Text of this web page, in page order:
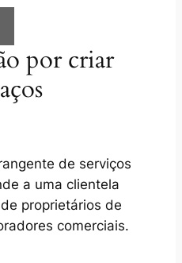
por criar
de serviços
a uma clientela
proprietários de
comerciais.